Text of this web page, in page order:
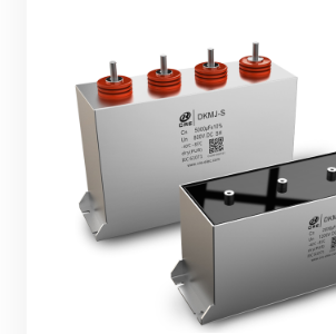
定制化解决方案：
针对光伏、风电等新能源应用场景，宸
定制化的薄膜电容器解决方案。这些解
新能源系统的特殊需求，如高电压、大
等，确保了电容器在复杂环境下的稳
高效能与环保：
强调宸瑞科技的薄膜电容器在提升系统
如降低能量损耗、提高电能转换效率等